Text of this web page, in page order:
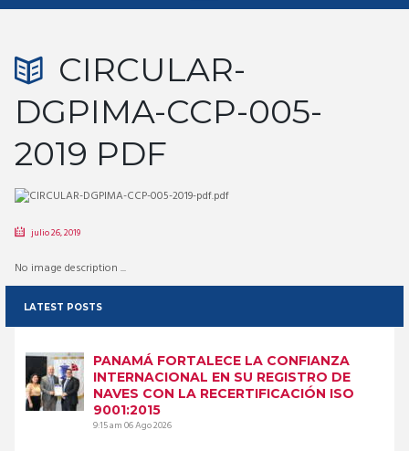
CIRCULAR-
DGPIMA-CCP-005-
2019 PDF
julio 26, 2019
No image description ...
LATEST POSTS
PANAMÁ FORTALECE LA CONFIANZA
INTERNACIONAL EN SU REGISTRO DE
NAVES CON LA RECERTIFICACIÓN ISO
9001:2015
9:15 am06 Ago 2026